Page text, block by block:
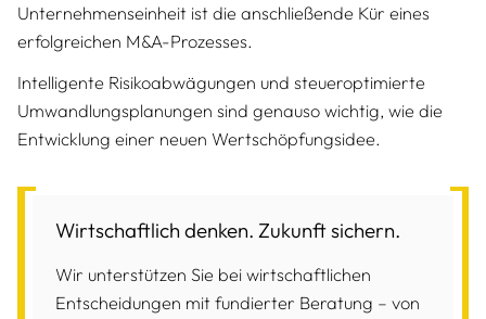
Unternehmenseinheit ist die anschließende Kür eines
erfolgreichen M&A-Prozesses.
Intelligente Risikoabwägungen und steueroptimierte
Umwandlungsplanungen sind genauso wichtig, wie die
Entwicklung einer neuen Wertschöpfungsidee.
Wirtschaftlich denken. Zukunft sichern.
Wir unterstützen Sie bei wirtschaftlichen
Entscheidungen mit fundierter Beratung – von